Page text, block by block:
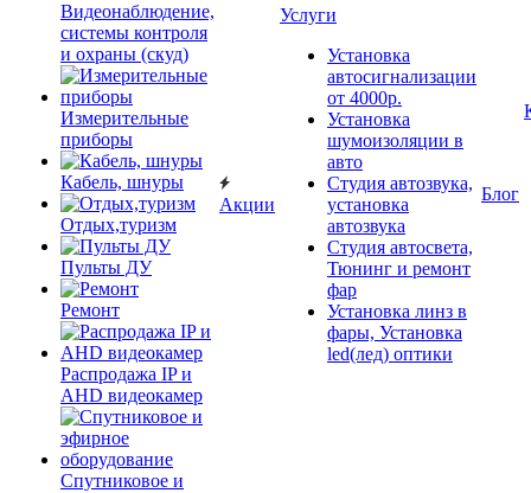
Видеонаблюдение,
системы контроля
и охраны (скуд)
Измерительные
приборы
Кабель, шнуры
Отдых,туризм
Пульты ДУ
Ремонт
Распродажа IP и
AHD видеокамер
Спутниковое и
Акции
Услуги
Установка
автосигнализации
от 4000р.
Установка
шумоизоляции в
авто
Студия автозвука,
установка
автозвука
Студия автосвета,
Тюнинг и ремонт
фар
Установка линз в
фары, Установка
led(лед) оптики
Блог